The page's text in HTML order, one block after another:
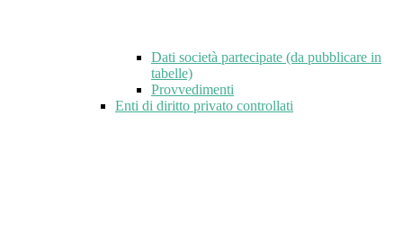
Dati società partecipate (da pubblicare in
tabelle)
Provvedimenti
Enti di diritto privato controllati